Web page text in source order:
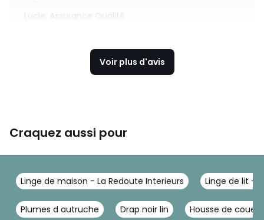
Lucie, Assurance Qualité
Voir plus d'avis
Craquez aussi pour
Linge de maison - La Redoute Interieurs Linge de lit -
Plumes d autruche Drap noir lin Housse de